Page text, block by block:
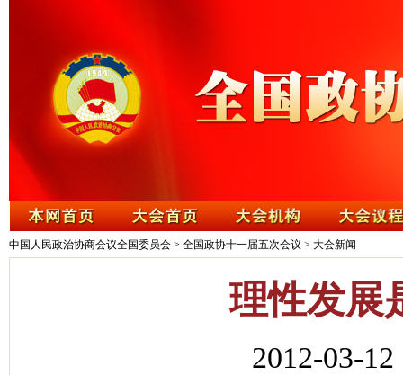
中国人民政治协商会议全国委员会 > 全国政协十一届五次会议 > 大会新闻
理性发展
2012-03-